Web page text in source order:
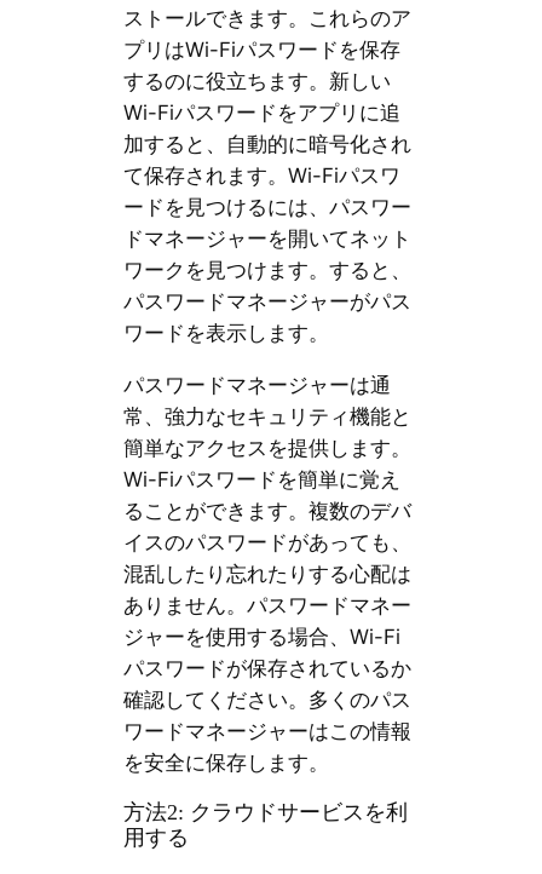
ストールできます。これらのア
プリはWi-Fiパスワードを保存
するのに役立ちます。新しい
Wi-Fiパスワードをアプリに追
加すると、自動的に暗号化され
て保存されます。Wi-Fiパスワ
ードを見つけるには、パスワー
ドマネージャーを開いてネット
ワークを見つけます。すると、
パスワードマネージャーがパス
ワードを表示します。
パスワードマネージャーは通
常、強力なセキュリティ機能と
簡単なアクセスを提供します。
Wi-Fiパスワードを簡単に覚え
ることができます。複数のデバ
イスのパスワードがあっても、
混乱したり忘れたりする心配は
ありません。パスワードマネー
ジャーを使用する場合、Wi-Fi
パスワードが保存されているか
確認してください。多くのパス
ワードマネージャーはこの情報
を安全に保存します。
方法2: クラウドサービスを利
用する